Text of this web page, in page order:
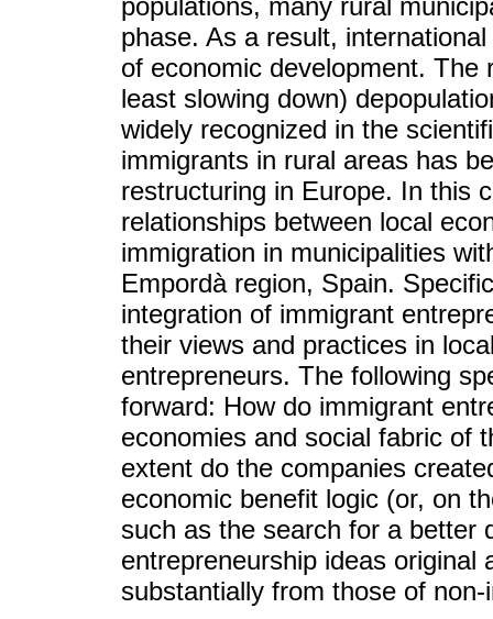
phase. As a result,
of economic development.
least slowing down)
widely recognized in the
immigrants in rural areas has
restructuring in Europe. In this
relationships between local
immigration in municipalities
Empordà region, Spain.
integration of immigrant
their views and practices in
entrepreneurs. The following
forward: How do immigrant
economies and social fabric of
extent do the companies
economic benefit logic (or, on
such as the search for a better
entrepreneurship ideas
substantially from those of